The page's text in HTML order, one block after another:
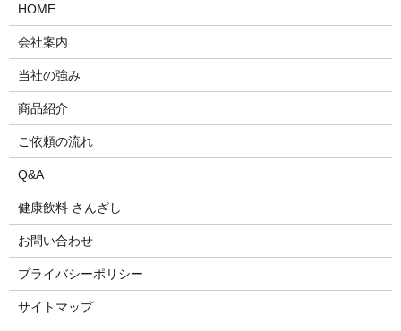
HOME
会社案内
当社の強み
商品紹介
ご依頼の流れ
Q&A
健康飲料 さんざし
お問い合わせ
プライバシーポリシー
サイトマップ